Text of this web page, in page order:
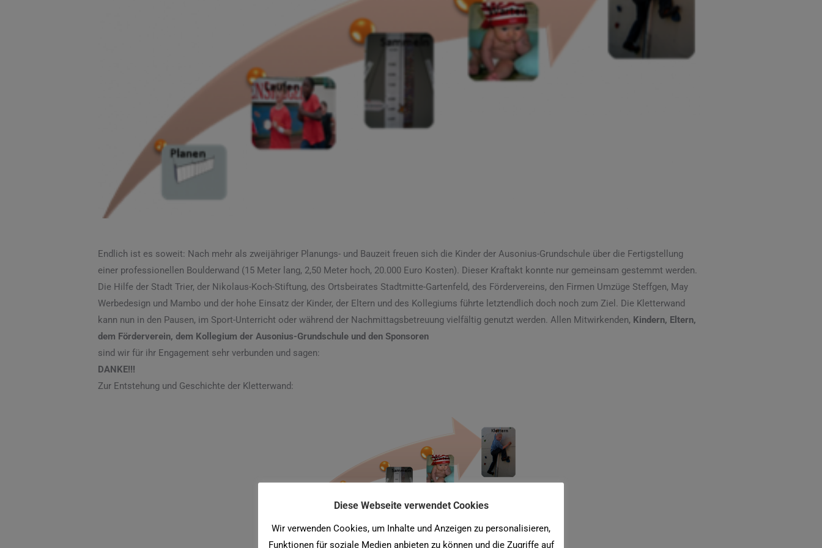
Endlich ist es soweit: Nach mehr als zweijähriger Planungs- und Bauzeit freuen sich die Kinder der Ausonius-Grundschule über die Fertigstellung
einer professionellen Boulderwand (15 Meter lang, 2,50 Meter hoch, 20.000 Euro Kosten). Dieser Kraftakt konnte nur gemeinsam gestemmt werden.
Die Hilfe der Stadt Trier, der Nikolaus-Koch-Stiftung, des Ortsbeirates Stadtmitte-Gartenfeld, des Fördervereins, den Firmen Umzüge Steffgen, May
Werbedesign und Mambo und der hohe Einsatz der Kinder, der Eltern und des Kollegiums führte letztendlich doch noch zum Ziel. Die Kletterwand
kann nun in den Pausen, im Sport-Unterricht oder während der Nachmittagsbetreuung vielfältig genutzt werden. Allen Mitwirkenden, Kindern, Eltern,
dem Förderverein, dem Kollegium der Ausonius-Grundschule und den Sponsoren
sind wir für ihr Engagement sehr verbunden und sagen:
DANKE!!!
Zur Entstehung und Geschichte der Kletterwand:
Diese Webseite verwendet Cookies
Wir verwenden Cookies, um Inhalte und Anzeigen zu personalisieren,
Funktionen für soziale Medien anbieten zu können und die Zugriffe auf